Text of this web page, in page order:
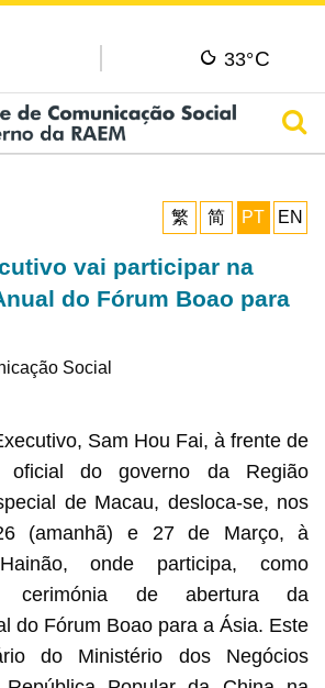
33°C
繁
简 PT EN
vai participar na
do Fórum Boao para
Social
Sam Hou Fai, à frente de
oficial do governo da Região
de Macau, desloca-se, nos
(amanhã) e 27 de Março, à
onde participa, como
cerimónia de abertura da
do Fórum Boao para a Ásia. Este
do Ministério dos Negócios